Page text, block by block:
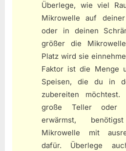
Überlege, wie viel
Mikrowelle auf
oder in deinen
größer die
Platz wird sie
Faktor ist die Menge
Speisen, die du in
zubereiten
große Teller oder
erwärmst,
Mikrowelle mit
dafür. Überlege